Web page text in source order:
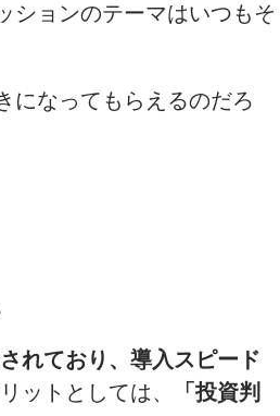
ションのテーマはいつもそ
になってもらえるのだろ
れており、導入スピード
ットとしては、
「投資判